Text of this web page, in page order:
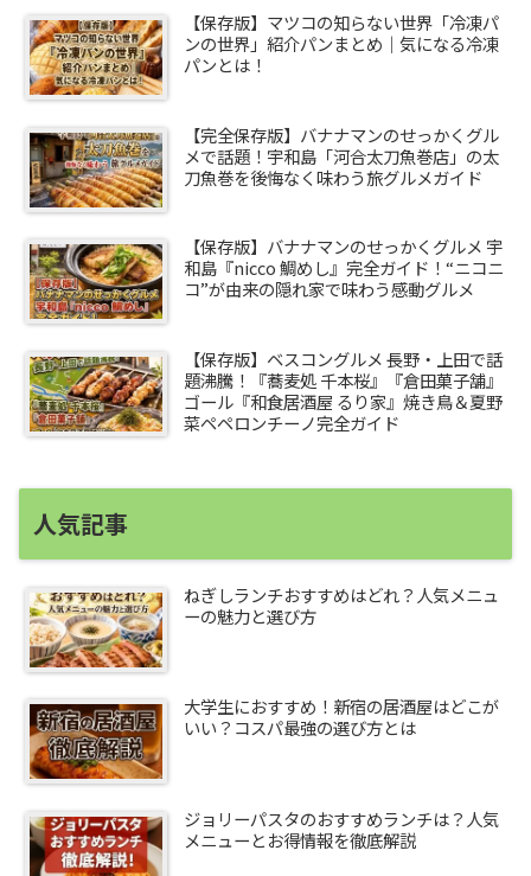
【保存版】マツコの知らない世界「冷凍パ
ンの世界」紹介パンまとめ｜気になる冷凍
パンとは！
【完全保存版】バナナマンのせっかくグル
メで話題！宇和島「河合太刀魚巻店」の太
刀魚巻を後悔なく味わう旅グルメガイド
【保存版】バナナマンのせっかくグルメ 宇
和島『nicco 鯛めし』完全ガイド！“ニコニ
コ”が由来の隠れ家で味わう感動グルメ
【保存版】ベスコングルメ 長野・上田で話
題沸騰！『蕎麦処 千本桜』『倉田菓子舗』
ゴール『和食居酒屋 るり家』焼き鳥＆夏野
菜ペペロンチーノ完全ガイド
人気記事
ねぎしランチおすすめはどれ？人気メニュ
ーの魅力と選び方
大学生におすすめ！新宿の居酒屋はどこが
いい？コスパ最強の選び方とは
ジョリーパスタのおすすめランチは？人気
メニューとお得情報を徹底解説